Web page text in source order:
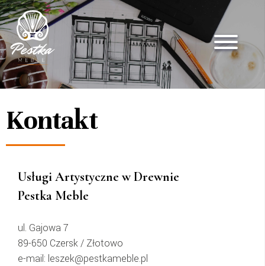
Kontakt
Usługi Artystyczne w Drewnie
Pestka Meble
ul. Gajowa 7
89-650 Czersk / Złotowo
e-mail: leszek@pestkameble.pl